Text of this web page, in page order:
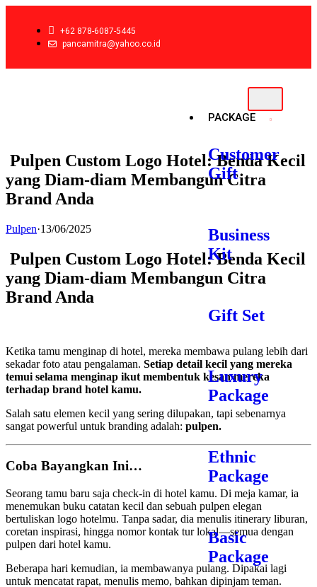
+62 878-6087-5445
pancamitra@yahoo.co.id
PACKAGE
Customer
Gift
Business
Kit
Gift Set
Luxury
Package
Ethnic
Package
Basic
Package
️ Pulpen Custom Logo Hotel: Benda Kecil
yang Diam-diam Membangun Citra
Brand Anda
Pulpen·13/06/2025
Pulpen Custom Logo Hotel: Benda Kecil
yang Diam-diam Membangun Citra
Brand Anda
Ketika tamu menginap di hotel, mereka membawa pulang lebih dari
sekadar foto atau pengalaman. Setiap detail kecil yang mereka
temui selama menginap ikut membentuk kesan mereka
terhadap brand hotel kamu.
Salah satu elemen kecil yang sering dilupakan, tapi sebenarnya
sangat powerful untuk branding adalah: pulpen.
Coba Bayangkan Ini…
Seorang tamu baru saja check-in di hotel kamu. Di meja kamar, ia
menemukan buku catatan kecil dan sebuah pulpen elegan
bertuliskan logo hotelmu. Tanpa sadar, dia menulis itinerary liburan,
coretan inspirasi, hingga nomor kontak tur lokal—semua dengan
pulpen dari hotel kamu.
Beberapa hari kemudian, ia membawanya pulang. Dipakai lagi
untuk mencatat rapat, menulis memo, bahkan dipinjam teman.